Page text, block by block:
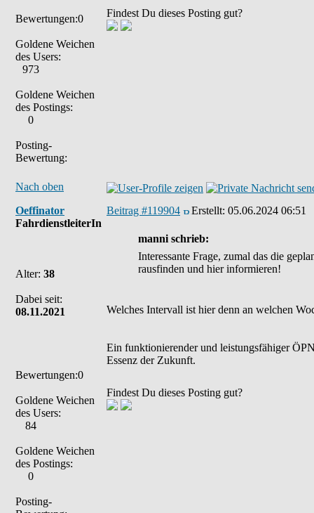
Bewertungen:0
Goldene Weichen
des Users:
973
Goldene Weichen
des Postings:
0
Posting-
Bewertung:
Findest Du dieses Posting gut?
Nach oben
Oeffinator
FahrdienstleiterIn
Alter: 38
Dabei seit:
08.11.2021
Bewertungen:0
Goldene Weichen
des Users:
84
Goldene Weichen
des Postings:
0
Posting-
Beitrag #119904 Erstellt: 05.06.2024 06:51
manni schrieb:
Interessante Frage, zumal das die
rausfinden und hier informieren!
Welches Intervall ist hier denn an welchen
Ein funktionierender und leistungsfähiger
Essenz der Zukunft.
Findest Du dieses Posting gut?